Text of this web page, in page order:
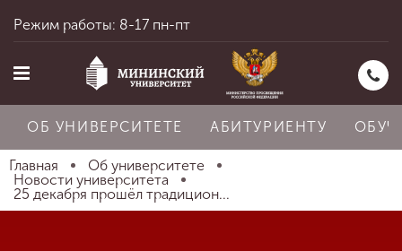
Главная
Режим работы: 8-17 пн-пт
ОБ УНИВЕРСИТЕТЕ АБИТУРИЕНТУ
Главная
Об университете
Новости университета
25 декабря прошёл традицион...